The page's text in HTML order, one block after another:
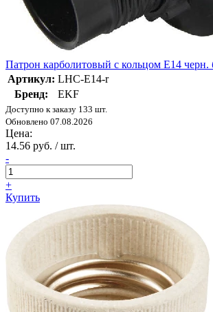
Патрон карболитовый с кольцом Е14
Артикул: LHC-E14-r
Бренд:
EKF
Доступно к заказу 133 шт.
Обновлено 07.08.2026
Цена:
14.56 руб. / шт.
-
+
Купить